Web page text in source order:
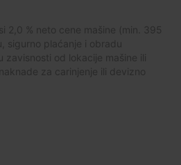
2,0 % neto cene mašine (min. 395
sigurno plaćanje i obradu
od lokacije mašine ili
za carinjenje ili devizno